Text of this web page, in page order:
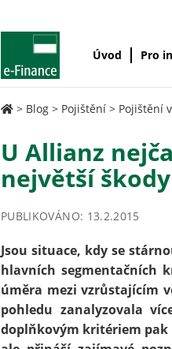
Úvod Pro
> Blog > Pojištění > Pojištění
U Allianz
největší
PUBLIKOVÁNO: 13.2.2015
Jsou situace, kdy se
hlavních segmentačních
úměra mezi vzrůstajícím
pohledu zanalyzovala
doplňkovým kritériem pak